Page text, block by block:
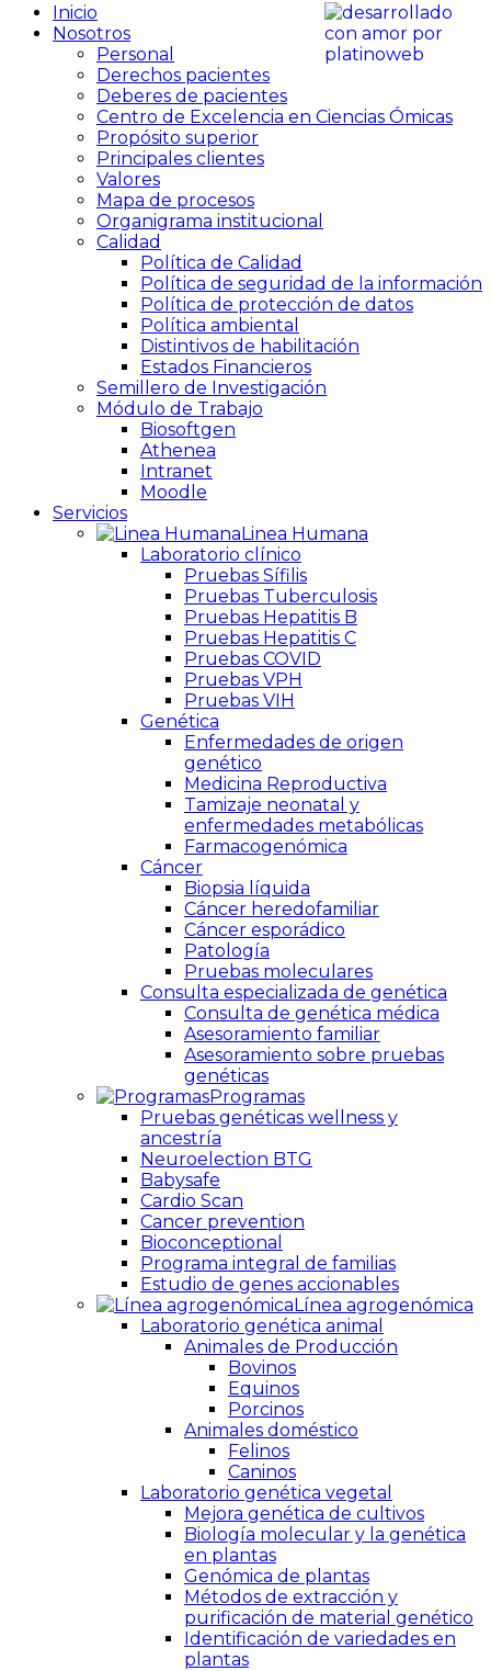
Inicio
Nosotros
Personal
Derechos pacientes
Deberes de pacientes
Centro de Excelencia en Ciencias Ómicas
Propósito superior
Principales clientes
Valores
Mapa de procesos
Organigrama institucional
Calidad
Política de Calidad
Política de seguridad de la información
Política de protección de datos
Política ambiental
Distintivos de habilitación
Estados Financieros
Semillero de Investigación
Módulo de Trabajo
Biosoftgen
Athenea
Intranet
Moodle
Servicios
Linea Humana
Laboratorio clínico
Pruebas Sífilis
Pruebas Tuberculosis
Pruebas Hepatitis B
Pruebas Hepatitis C
Pruebas COVID
Pruebas VPH
Pruebas VIH
Genética
Enfermedades de origen
genético
Medicina Reproductiva
Tamizaje neonatal y
enfermedades metabólicas
Farmacogenómica
Cáncer
Biopsia líquida
Cáncer heredofamiliar
Cáncer esporádico
Patología
Pruebas moleculares
Consulta especializada de genética
Consulta de genética médica
Asesoramiento familiar
Asesoramiento sobre pruebas
genéticas
Programas
Pruebas genéticas wellness y
ancestría
Neuroelection BTG
Babysafe
Cardio Scan
Cancer prevention
Bioconceptional
Programa integral de familias
Estudio de genes accionables
Línea agrogenómica
Laboratorio genética animal
Animales de Producción
Bovinos
Equinos
Porcinos
Animales doméstico
Felinos
Caninos
Laboratorio genética vegetal
Mejora genética de cultivos
Biología molecular y la genética
en plantas
Genómica de plantas
Métodos de extracción y
purificación de material genético
Identificación de variedades en
plantas